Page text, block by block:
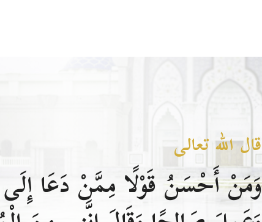
قال الله تعالى
وَمَنْ أَحْسَنُ قَوْلًا مِمَّنْ دَعَا إِلَى